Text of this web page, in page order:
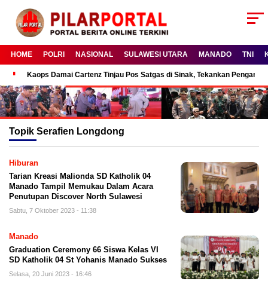
HOME POLRI NASIONAL SULAWESI UTARA MANADO TNI
Kaops Damai Cartenz Tinjau Pos Satgas di Sinak, Tekankan
Topik Serafien Longdong
Hiburan
Tarian Kreasi Malionda SD Katholik 04
Manado Tampil Memukau Dalam Acara
Penutupan Discover North Sulawesi
Sabtu, 7 Oktober 2023 - 11:38
Manado
Graduation Ceremony 66 Siswa Kelas VI
SD Katholik 04 St Yohanis Manado Sukses
Selasa, 20 Juni 2023 - 16:46